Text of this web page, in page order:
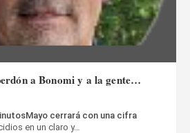
a Bonomi y a la gente…
cerrará con una cifra
en un claro y…